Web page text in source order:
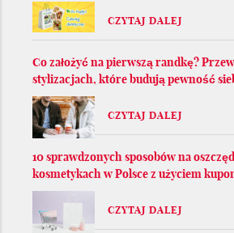
CZYTAJ DALEJ
Co założyć na pierwszą randkę?
stylizacjach, które budują pewność
CZYTAJ DALEJ
10 sprawdzonych sposobów na
kosmetykach w Polsce z użyciem
CZYTAJ DALEJ